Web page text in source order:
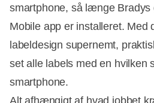
smartphone, så længe Bradys
Mobile app er installeret. Med
labeldesign supernemt,
set alle labels med en hvilken
smartphone.
Alt afhængigt af hvad jobbet